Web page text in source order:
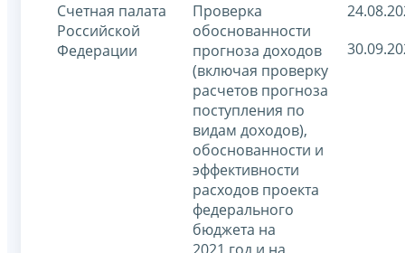
Счетная палата
Российской
Федерации
Проверка
обоснованности
прогноза доходов
(включая проверку
расчетов прогноза
поступления по
видам доходов),
обоснованности и
эффективности
расходов проекта
федерального
бюджета на